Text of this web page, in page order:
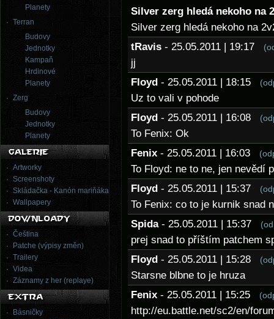
Planety
Terran
Budovy
Jednotky
Kampaň
Hrdinové
Planety
Zerg
Budovy
Jednotky
Planety
Artworky
Screenshoty
Skládačka - Kanón mariňáka
Wallpapery
Čeština
Patche (výpisy změn)
Trailery
Videa
Záznamy z her (replaye)
Básničky
Silver zerg hledá nekoho na
Silver zerg hledá nekoho na
tRavis - 25.05.2011 | 19:17
jj
Floyd - 25.05.2011 | 18:15
Uz to vali v pohode
Floyd - 25.05.2011 | 16:08
To Fenix: Ok
Fenix - 25.05.2011 | 16:03
To Floyd: ne to ne, jen nevědí
Floyd - 25.05.2011 | 15:37
To Fenix: co to je kurnik snad
Spida - 25.05.2011 | 15:37
prej snad to příštím patchem
Floyd - 25.05.2011 | 15:28
Starsne blbne to je hruza
Fenix - 25.05.2011 | 15:25
http://eu.battle.net/sc2/en/